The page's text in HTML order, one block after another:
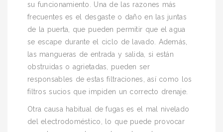
su funcionamiento. Una de las razones más
frecuentes es el desgaste o daño en las juntas
de la puerta, que pueden permitir que el agua
se escape durante el ciclo de lavado. Además,
las mangueras de entrada y salida, si están
obstruidas o agrietadas, pueden ser
responsables de estas filtraciones, así como los
filtros sucios que impiden un correcto drenaje.
Otra causa habitual de fugas es el mal nivelado
del electrodoméstico, lo que puede provocar